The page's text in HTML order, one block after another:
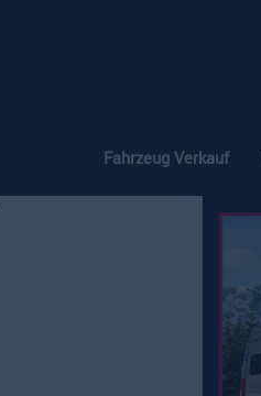
Fahrzeug Verkauf